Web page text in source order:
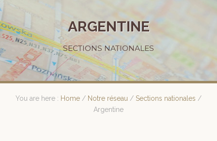
ARGENTINE
SECTIONS NATIONALES
You are here : Home / Notre réseau / Sections nationales /
Argentine